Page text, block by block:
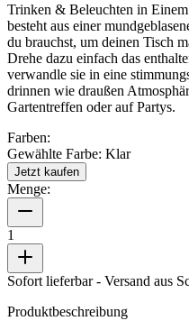
Trinken & Beleuchten in
besteht aus einer
du brauchst, um deinen Tisch
Drehe dazu einfach das
verwandle sie in eine
drinnen wie draußen
Gartentreffen oder auf Partys.
Farben:
Gewählte Farbe: Klar
Jetzt kaufen
Menge:
1
Sofort lieferbar - Versand aus
Produktbeschreibung